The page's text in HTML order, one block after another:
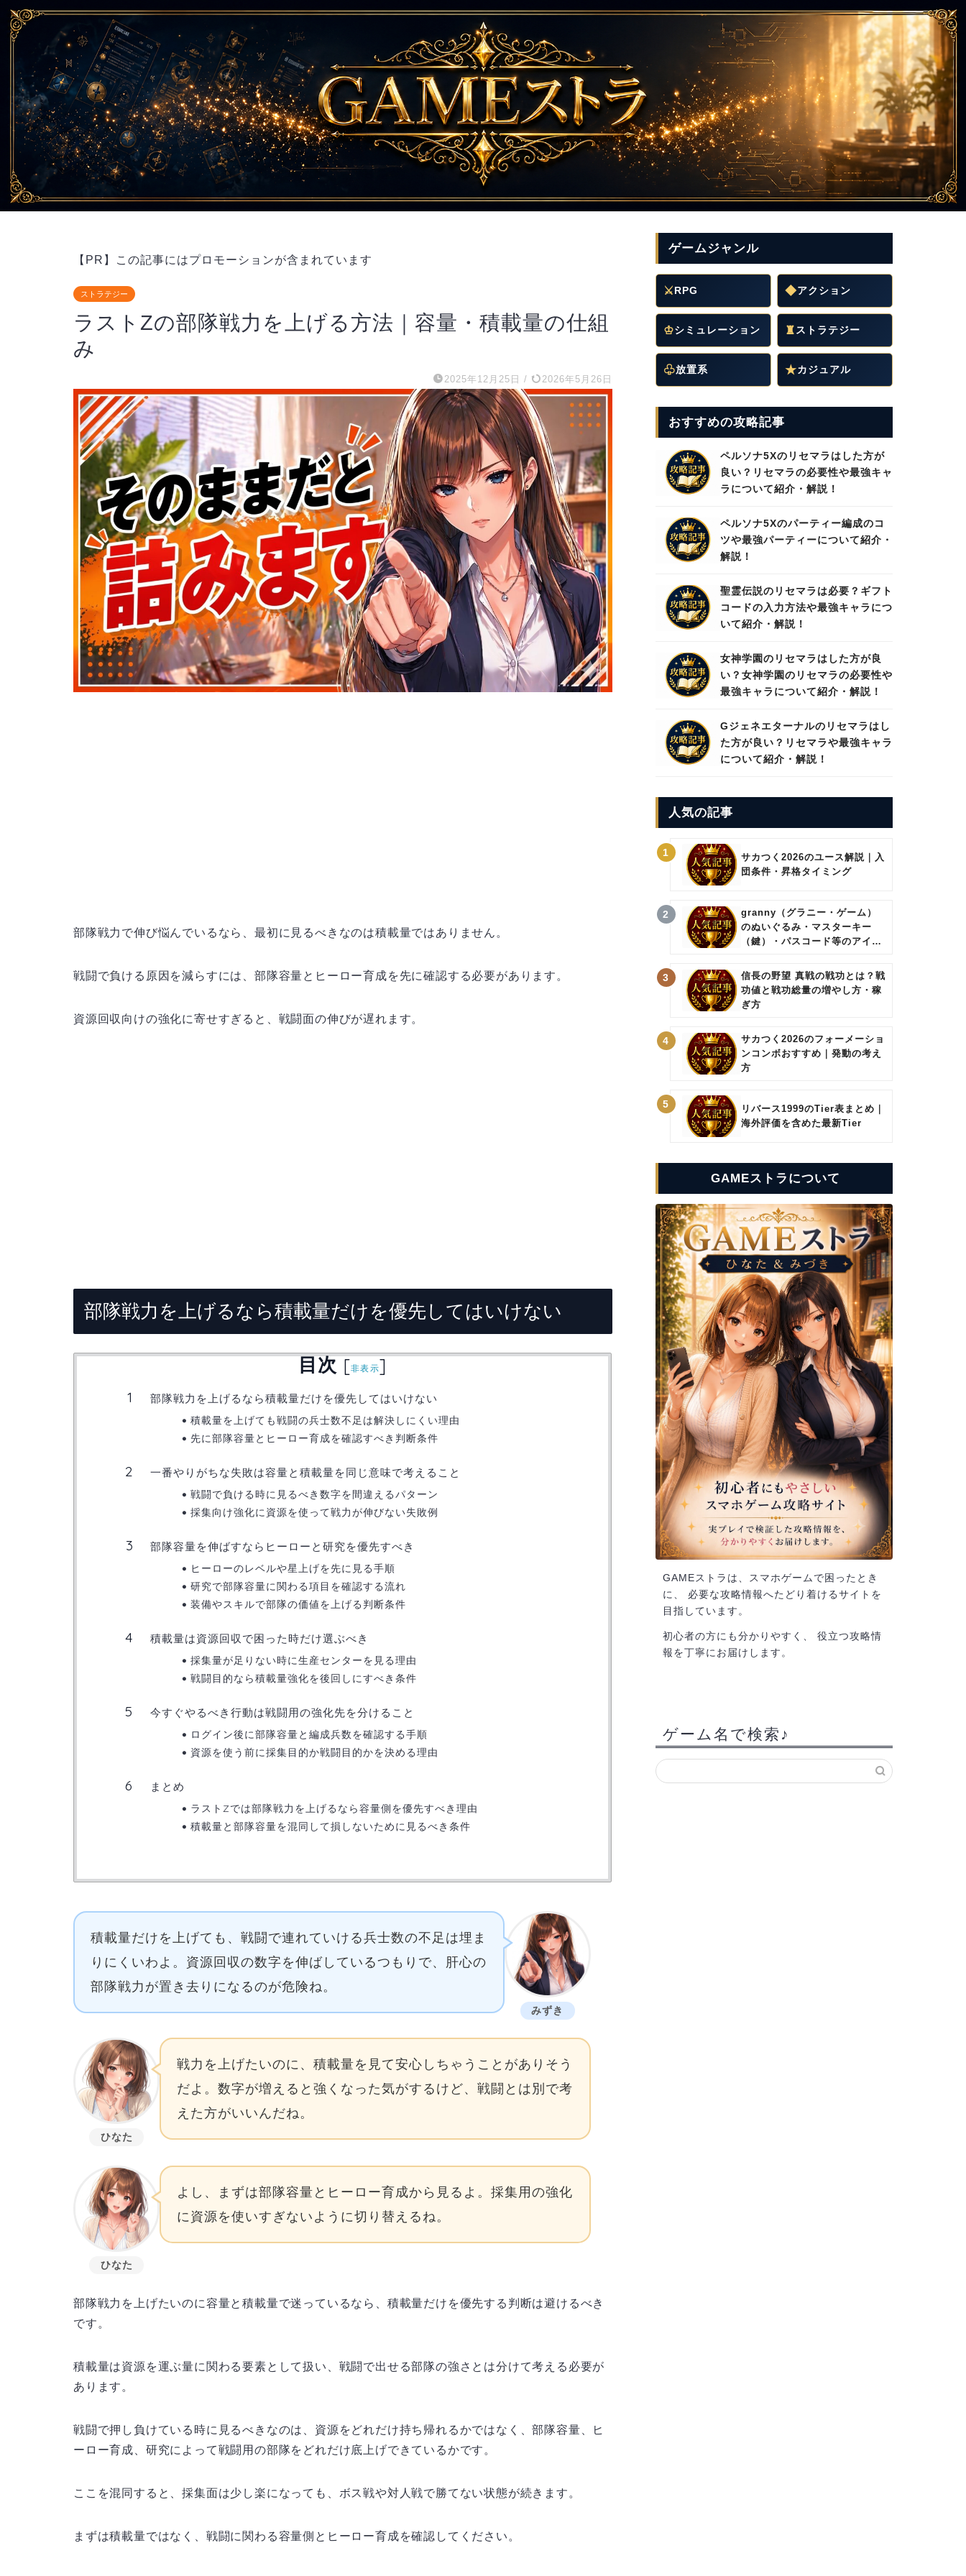
【PR】この記事にはプロモーションが含まれています
ストラテジー
ラストZの部隊戦力を上げる方法｜容量・積載量の仕組
み
2025年12月25日 / 2026年5月26日
部隊戦力で伸び悩んでいるなら、最初に見るべきなのは積載量ではありません。
戦闘で負ける原因を減らすには、部隊容量とヒーロー育成を先に確認する必要があります。
資源回収向けの強化に寄せすぎると、戦闘面の伸びが遅れます。
部隊戦力を上げるなら積載量だけを優先してはいけない
目次 [非表示]
部隊戦力を上げるなら積載量だけを優先してはいけない
積載量を上げても戦闘の兵士数不足は解決しにくい理由
先に部隊容量とヒーロー育成を確認すべき判断条件
一番やりがちな失敗は容量と積載量を同じ意味で考えること
戦闘で負ける時に見るべき数字を間違えるパターン
採集向け強化に資源を使って戦力が伸びない失敗例
部隊容量を伸ばすならヒーローと研究を優先すべき
ヒーローのレベルや星上げを先に見る手順
研究で部隊容量に関わる項目を確認する流れ
装備やスキルで部隊の価値を上げる判断条件
積載量は資源回収で困った時だけ選ぶべき
採集量が足りない時に生産センターを見る理由
戦闘目的なら積載量強化を後回しにすべき条件
今すぐやるべき行動は戦闘用の強化先を分けること
ログイン後に部隊容量と編成兵数を確認する手順
資源を使う前に採集目的か戦闘目的かを決める理由
まとめ
ラストZでは部隊戦力を上げるなら容量側を優先すべき理由
積載量と部隊容量を混同して損しないために見るべき条件
みずき
積載量だけを上げても、戦闘で連れていける兵士数の不足は埋ま
りにくいわよ。資源回収の数字を伸ばしているつもりで、肝心の
部隊戦力が置き去りになるのが危険ね。
ひなた
戦力を上げたいのに、積載量を見て安心しちゃうことがありそう
だよ。数字が増えると強くなった気がするけど、戦闘とは別で考
えた方がいいんだね。
ひなた
よし、まずは部隊容量とヒーロー育成から見るよ。採集用の強化
に資源を使いすぎないように切り替えるね。
部隊戦力を上げたいのに容量と積載量で迷っているなら、積載量だけを優先する判断は避けるべき
です。
積載量は資源を運ぶ量に関わる要素として扱い、戦闘で出せる部隊の強さとは分けて考える必要が
あります。
戦闘で押し負けている時に見るべきなのは、資源をどれだけ持ち帰れるかではなく、部隊容量、ヒ
ーロー育成、研究によって戦闘用の部隊をどれだけ底上げできているかです。
ここを混同すると、採集面は少し楽になっても、ボス戦や対人戦で勝てない状態が続きます。
まずは積載量ではなく、戦闘に関わる容量側とヒーロー育成を確認してください。
ゲームジャンル
⚔RPG ◆アクション
♔シミュレーション ♜ ストラテジー
♧放置系 ★カジュアル
おすすめの攻略記事
ペルソナ5Xのリセマラはした方が
良い？リセマラの必要性や最強キャ
ラについて紹介・解説！
ペルソナ5Xのパーティー編成のコ
ツや最強パーティーについて紹介・
解説！
聖霊伝説のリセマラは必要？ギフト
コードの入力方法や最強キャラにつ
いて紹介・解説！
女神学園のリセマラはした方が良
い？女神学園のリセマラの必要性や
最強キャラについて紹介・解説！
Gジェネエターナルのリセマラはし
た方が良い？リセマラや最強キャラ
について紹介・解説！
人気の記事
1
サカつく2026のユース解説｜入
団条件・昇格タイミング
2
granny（グラニー・ゲーム）
のぬいぐるみ・マスターキー
（鍵）・パスコード等のアイテ
3
信長の野望 真戦の戦功とは？戦
功値と戦功総量の増やし方・稼
ぎ方
4
サカつく2026のフォーメーショ
ンコンボおすすめ｜発動の考え
方
5
リバース1999のTier表まとめ｜
海外評価を含めた最新Tier
GAMEストラについて
GAMEストラは、スマホゲームで困ったとき
に、 必要な攻略情報へたどり着けるサイトを
目指しています。
初心者の方にも分かりやすく、 役立つ攻略情
報を丁寧にお届けします。
ゲーム名で検索♪